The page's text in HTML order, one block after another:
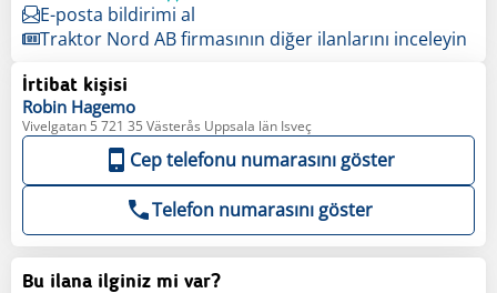
E-posta bildirimi al
Traktor Nord AB firmasının diğer ilanlarını inceleyin
İrtibat kişisi
Robin Hagemo
Vivelgatan 5 721 35 Västerås Uppsala län Isveç
Cep telefonu numarasını göster
Telefon numarasını göster
Bu ilana ilginiz mi var?